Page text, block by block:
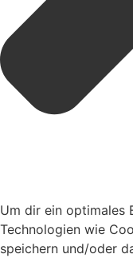
Um dir ein optimales
Technologien wie
speichern und/oder